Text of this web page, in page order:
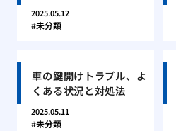
2025.05.12
未分類
車の鍵開けトラブル、よ
くある状況と対処法
2025.05.11
未分類